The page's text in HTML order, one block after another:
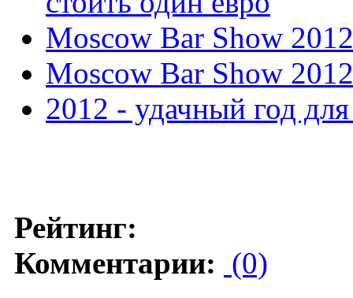
Moscow Bar Show 2012
Moscow Bar Show 2012
2012 - удачный год
Рейтинг:
Комментарии: (0)